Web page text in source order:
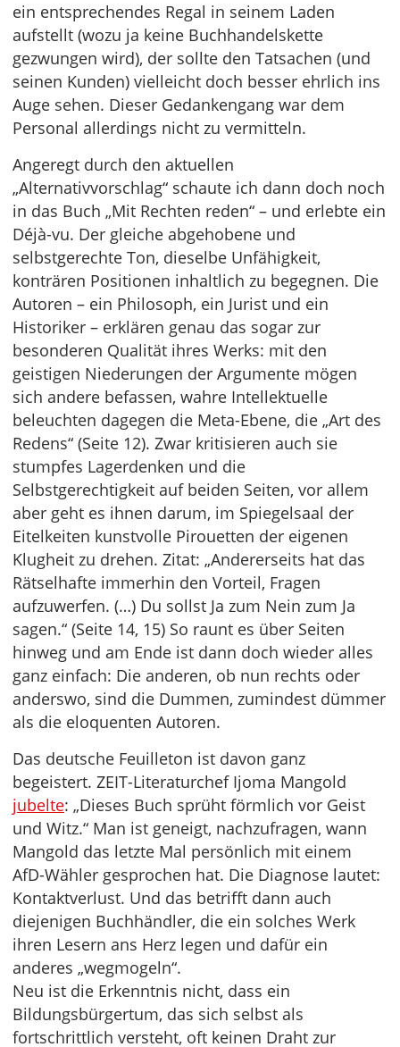
ein entsprechendes Regal in seinem Laden
aufstellt (wozu ja keine Buchhandelskette
gezwungen wird), der sollte den Tatsachen (und
seinen Kunden) vielleicht doch besser ehrlich ins
Auge sehen. Dieser Gedankengang war dem
Personal allerdings nicht zu vermitteln.
Angeregt durch den aktuellen
„Alternativvorschlag“ schaute ich dann doch noch
in das Buch „Mit Rechten reden“ – und erlebte ein
Déjà-vu. Der gleiche abgehobene und
selbstgerechte Ton, dieselbe Unfähigkeit,
konträren Positionen inhaltlich zu begegnen. Die
Autoren – ein Philosoph, ein Jurist und ein
Historiker – erklären genau das sogar zur
besonderen Qualität ihres Werks: mit den
geistigen Niederungen der Argumente mögen
sich andere befassen, wahre Intellektuelle
beleuchten dagegen die Meta-Ebene, die „Art des
Redens“ (Seite 12). Zwar kritisieren auch sie
stumpfes Lagerdenken und die
Selbstgerechtigkeit auf beiden Seiten, vor allem
aber geht es ihnen darum, im Spiegelsaal der
Eitelkeiten kunstvolle Pirouetten der eigenen
Klugheit zu drehen. Zitat: „Andererseits hat das
Rätselhafte immerhin den Vorteil, Fragen
aufzuwerfen. (…) Du sollst Ja zum Nein zum Ja
sagen.“ (Seite 14, 15) So raunt es über Seiten
hinweg und am Ende ist dann doch wieder alles
ganz einfach: Die anderen, ob nun rechts oder
anderswo, sind die Dummen, zumindest dümmer
als die eloquenten Autoren.
Das deutsche Feuilleton ist davon ganz
begeistert. ZEIT-Literaturchef Ijoma Mangold
jubelte: „Dieses Buch sprüht förmlich vor Geist
und Witz.“ Man ist geneigt, nachzufragen, wann
Mangold das letzte Mal persönlich mit einem
AfD-Wähler gesprochen hat. Die Diagnose lautet:
Kontaktverlust. Und das betrifft dann auch
diejenigen Buchhändler, die ein solches Werk
ihren Lesern ans Herz legen und dafür ein
anderes „wegmogeln“.
Neu ist die Erkenntnis nicht, dass ein
Bildungsbürgertum, das sich selbst als
fortschrittlich versteht, oft keinen Draht zur